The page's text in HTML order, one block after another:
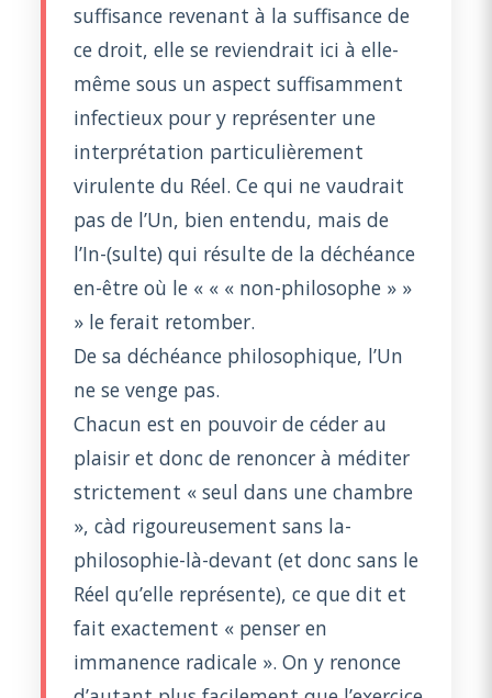
suffisance revenant à la suffisance de
ce droit, elle se reviendrait ici à elle-
même sous un aspect suffisamment
infectieux pour y représenter une
interprétation particulièrement
virulente du Réel. Ce qui ne vaudrait
pas de l’Un, bien entendu, mais de
l’In-(sulte) qui résulte de la déchéance
en-être où le « « « non-philosophe » »
» le ferait retomber.
De sa déchéance philosophique, l’Un
ne se venge pas.
Chacun est en pouvoir de céder au
plaisir et donc de renoncer à méditer
strictement « seul dans une chambre
», càd rigoureusement sans la-
philosophie-là-devant (et donc sans le
Réel qu’elle représente), ce que dit et
fait exactement « penser en
immanence radicale ». On y renonce